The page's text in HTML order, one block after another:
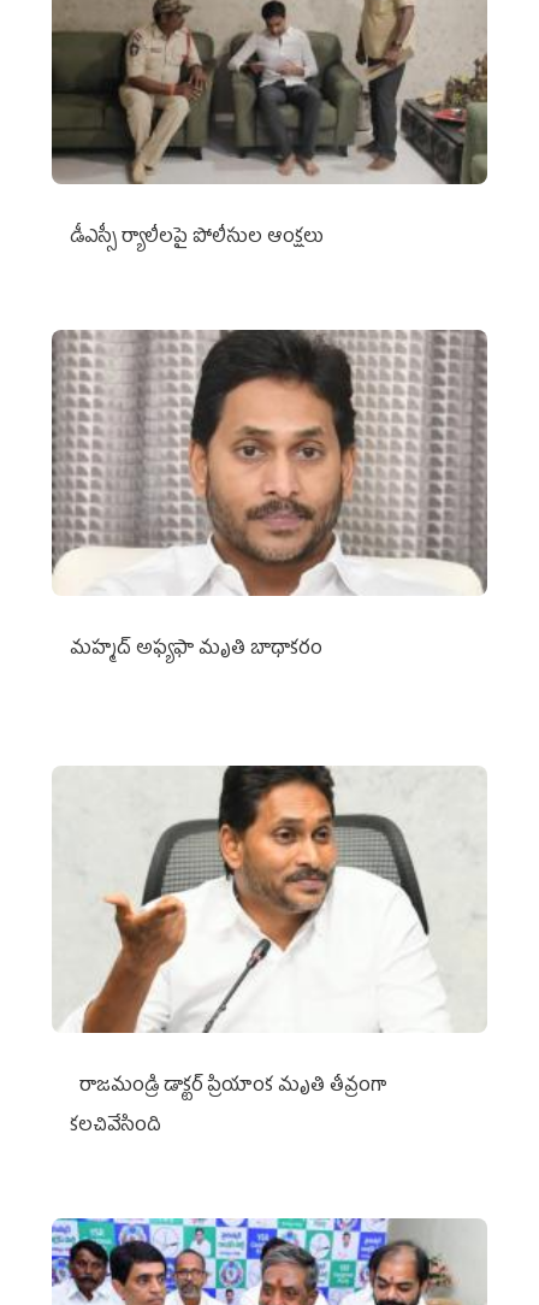
డీఎస్సీ ర్యాలీలపై పోలీసుల ఆంక్షలు
మహ్మద్‌ అఫ్యఫా మృతి బాధాకరం
రాజమండ్రి డాక్టర్‌ ప్రియాంక మృతి తీవ్రంగా
కలచివేసింది